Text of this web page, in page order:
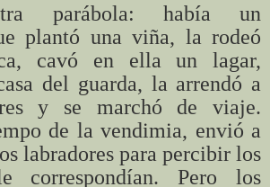
parábola: había un
plantó una viña, la rodeó
cavó en ella un lagar,
del guarda, la arrendó a
y se marchó de viaje.
de la vendimia, envió a
labradores para percibir los
correspondían. Pero los